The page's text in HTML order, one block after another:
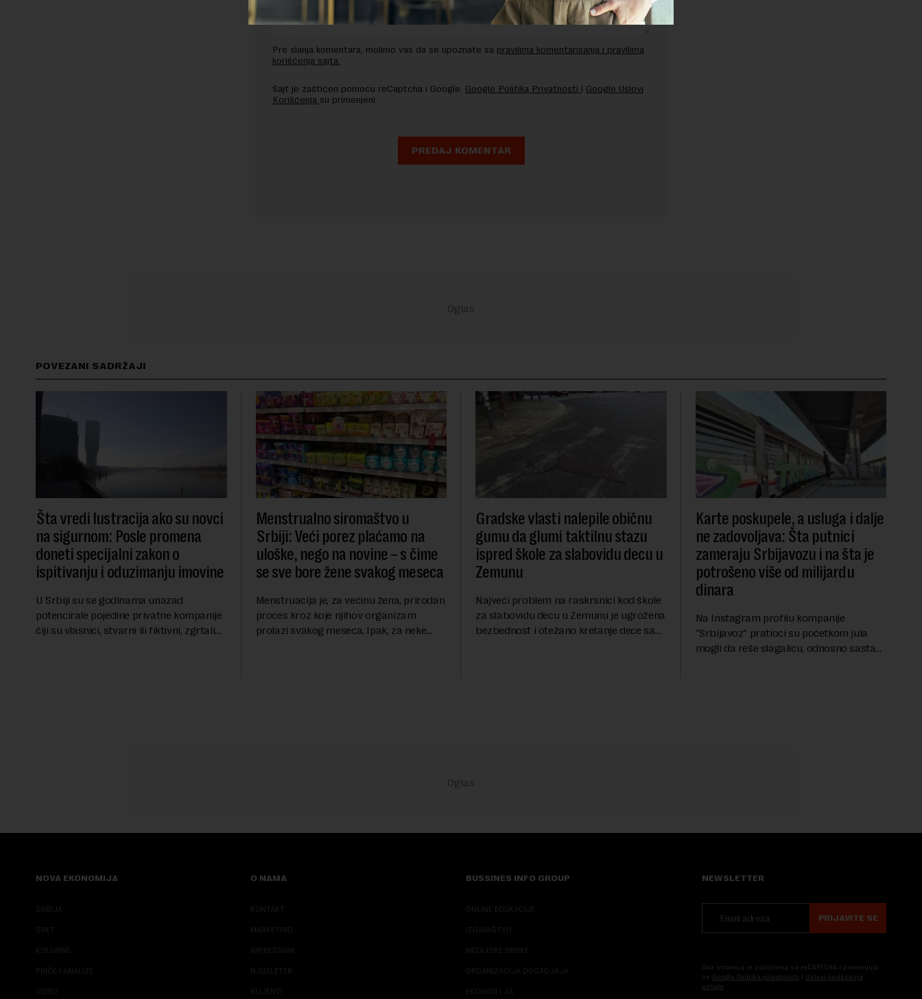
Pre slanja komentara, molimo vas da se upoznate sa pravilima komentarisanja i pravilima
korišćenja sajta.
Sajt je zaštićen pomocu reCaptcha i Google. Google Politika Privatnosti i Google Uslovi
Korišćenja su primenjeni.
POVEZANI SADRŽAJI
Šta vredi lustracija ako su novci
na sigurnom: Posle promena
doneti specijalni zakon o
ispitivanju i oduzimanju imovine
U Srbiji su se godinama unazad
potencirale pojedine privatne kompanije
čiji su vlasnici, stvarni ili fiktivni, zgrtali
Menstrualno siromaštvo u
Srbiji: Veći porez plaćamo na
uloške, nego na novine – s čime
se sve bore žene svakog meseca
Menstruacija je, za većinu žena, prirodan
proces kroz koje njihov organizam
prolazi svakog meseca. Ipak, za neke
Gradske vlasti nalepile običnu
gumu da glumi taktilnu stazu
ispred škole za slabovidu decu u
Zemunu
Najveći problem na raskrsnici kod škole
za slabovidu decu u Zemunu je ugrožena
bezbednost i otežano kretanje dece sa
Karte poskupele, a usluga i dalje
ne zadovoljava: Šta putnici
zameraju Srbijavozu i na šta je
potrošeno više od milijardu
dinara
Na Instagram profilu kompanije
"Srbijavoz" pratioci su početkom jula
mogli da reše slagalicu, odnosno sastave
NOVA EKONOMIJA
SRBIJA
SVET
KOLUMNE
PRIČE I ANALIZE
VIDEO
O NAMA
KONTAKT
MARKETING
IMPRESSUM
NJUZLETER
KLIJENTI
BUSSINES INFO GROUP
ONLINE EDUKACIJE
IZDAVAŠTVO
MEDIJSKE OBUKE
ORGANIZACIJA DOGADJAJA
EKONOM I JA
NEWSLETTER
PRIJAVITE SE
Ova stranica je zaštićena sa reCAPTCHA i primenjuju
se Google Politika privatnosti i Uslovi korišćenja
usluge